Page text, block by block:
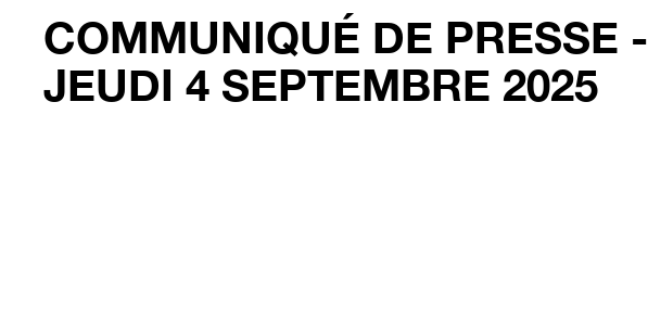
COMMUNIQUÉ DE PRESSE -
JEUDI 4 SEPTEMBRE 2025